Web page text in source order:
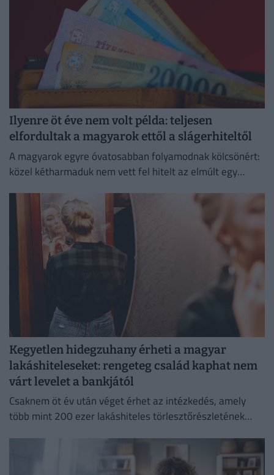
Ilyenre öt éve nem volt példa: teljesen
elfordultak a magyarok ettől a slágerhiteltől
A magyarok egyre óvatosabban folyamodnak kölcsönért:
közel kétharmaduk nem vett fel hitelt az elmúlt egy
Kegyetlen hidegzuhany érheti a magyar
lakáshiteleseket: rengeteg család kaphat nem
várt levelet a bankjától
Csaknem öt év után véget érhet az intézkedés, amely
több mint 200 ezer lakáshiteles törlesztőrészletének